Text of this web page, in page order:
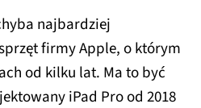
najbardziej
firmy Apple, o którym
od kilku lat. Ma to być
iPad Pro od 2018